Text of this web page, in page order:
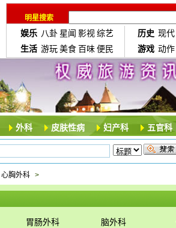
明星搜索
娱乐 八卦 星闻 影视综艺
生活 游玩美食百味便民
历史 现代
游戏 动作
外科 皮肤性病 妇产科 五官科
心胸外科 >
胃肠外科 脑外科